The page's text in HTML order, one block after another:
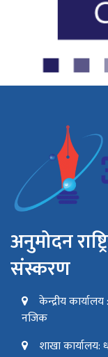
अनुमोदन
संस्करण
केन्द्रीय
नजिक
शाखा